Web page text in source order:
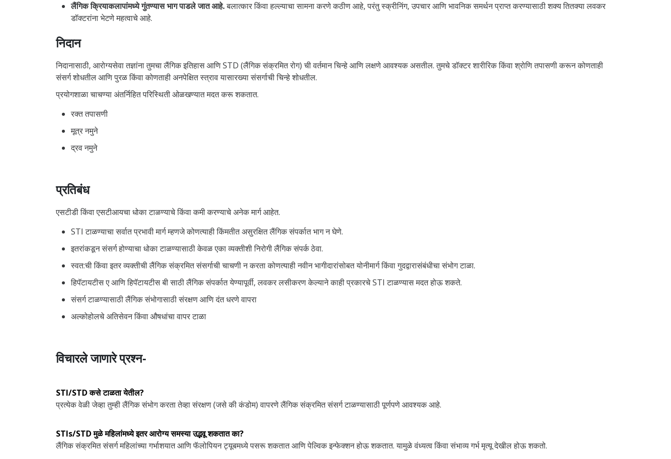
लैंगिक क्रियाकलापांमध्ये गुंतण्यास भाग पाडले जात आहे.बलात्कार किंवा हल्ल्याचा सामना करणे कठीण आहे, परंतु स्क्रीनिंग, उपचार आणि भावनिक समर्थन प्राप्त करण्यासाठी शक्य तितक्या लवकर
डॉक्टरांना भेटणे महत्वाचे आहे.
निदान
निदानासाठी, आरोग्यसेवा तज्ञांना तुमचा लैंगिक इतिहास आणि STD (लैंगिक संक्रमित रोग) ची वर्तमान चिन्हे आणि लक्षणे आवश्यक असतील. तुमचे डॉक्टर शारीरिक किंवा श्रोणि तपासणी करून कोणताही
संसर्ग शोधतील आणि पुरळ किंवा कोणताही अनपेक्षित स्त्राव यासारख्या संसर्गाची चिन्हे शोधतील.
प्रयोगशाळा चाचण्या अंतर्निहित परिस्थिती ओळखण्यात मदत करू शकतात.
रक्त तपासणी
मूत्र नमुने
द्रव नमुने
प्रतिबंध
एसटीडी किंवा एसटीआयचा धोका टाळण्याचे किंवा कमी करण्याचे अनेक मार्ग आहेत.
STI टाळण्याचा सर्वात प्रभावी मार्ग म्हणजे कोणत्याही किंमतीत असुरक्षित लैंगिक संपर्कात भाग न घेणे.
इतरांकडून संसर्ग होण्याचा धोका टाळण्यासाठी केवळ एका व्यक्तीशी निरोगी लैंगिक संपर्क ठेवा.
स्वत:ची किंवा इतर व्यक्तीची लैंगिक संक्रमित संसर्गाची चाचणी न करता कोणत्याही नवीन भागीदारांसोबत योनीमार्ग किंवा गुदद्वारासंबंधीचा संभोग टाळा.
हिपॅटायटीस ए आणि हिपॅटायटीस बी साठी लैंगिक संपर्कात येण्यापूर्वी, लवकर लसीकरण केल्याने काही प्रकारचे STI टाळण्यास मदत होऊ शकते.
संसर्ग टाळण्यासाठी लैंगिक संभोगासाठी संरक्षण आणि दंत धरणे वापरा
अल्कोहोलचे अतिसेवन किंवा औषधांचा वापर टाळा
विचारले जाणारे प्रश्न-
STI/STD कसे टाळता येतील?
प्रत्येक वेळी जेव्हा तुम्ही लैंगिक संभोग करता तेव्हा संरक्षण (जसे की कंडोम) वापरणे लैंगिक संक्रमित संसर्ग टाळण्यासाठी पूर्णपणे आवश्यक आहे.
STIs/STD मुळे महिलांमध्ये इतर आरोग्य समस्या उद्भवू शकतात का?
लैंगिक संक्रमित संसर्ग महिलांच्या गर्भाशयात आणि फॅलोपियन ट्यूबमध्ये पसरू शकतात आणि पेल्विक इन्फेक्शन होऊ शकतात. यामुळे वंध्यत्व किंवा संभाव्य गर्भ मृत्यू देखील होऊ शकतो.